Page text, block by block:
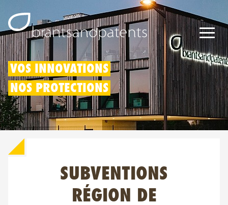
Brevets
Marques
Modèles
À propos de nous
VOS INNOVATIONS
NOS PROTECTIONS
SUBVENTIONS
RÉGION DE